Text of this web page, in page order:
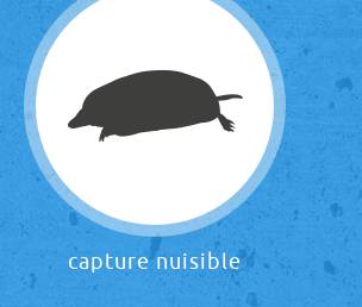
capture nuisible